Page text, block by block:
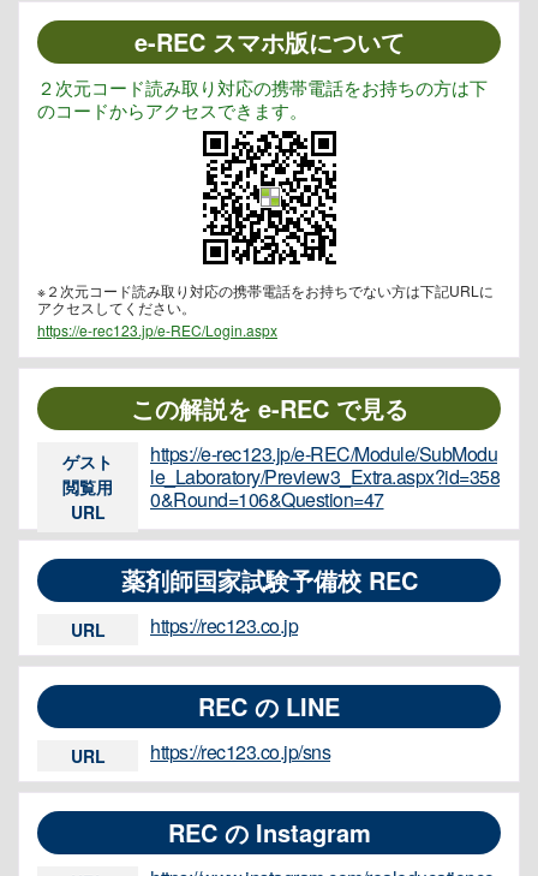
e-REC スマホ版について
２次元コード読み取り対応の携帯電話をお持ちの方は下
のコードからアクセスできます。
※２次元コード読み取り対応の携帯電話をお持ちでない方は下記URLに
アクセスしてください。
https://e-rec123.jp/e-REC/Login.aspx
この解説を e-REC で見る
ゲスト
閲覧用
URL
https://e-rec123.jp/e-REC/Module/SubModu
le_Laboratory/Preview3_Extra.aspx?id=358
0&Round=106&Question=47
薬剤師国家試験予備校 REC
URL https://rec123.co.jp
REC の LINE
URL https://rec123.co.jp/sns
REC の Instagram